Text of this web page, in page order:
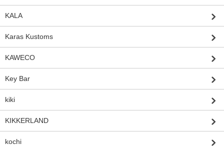
KALA
Karas Kustoms
KAWECO
Key Bar
kiki
KIKKERLAND
kochi